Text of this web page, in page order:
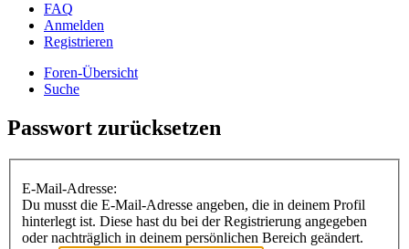
FAQ
Anmelden
Registrieren
Foren-Übersicht
Suche
Passwort zurücksetzen
E-Mail-Adresse:
Du musst die E-Mail-Adresse angeben, die in deinem Profil
hinterlegt ist. Diese hast du bei der Registrierung angegeben
oder nachträglich in deinem persönlichen Bereich geändert.